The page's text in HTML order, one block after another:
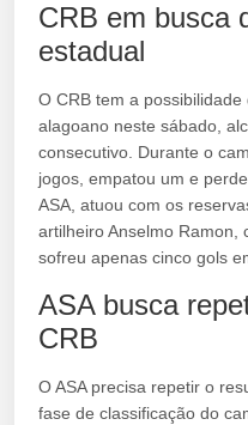
CRB em busca
estadual
O CRB tem a
alagoano neste sábado,
consecutivo. Durante o
jogos, empatou um e
ASA, atuou com os
artilheiro Anselmo Ramon,
sofreu apenas cinco gols
ASA busca
CRB
O ASA precisa repetir o
fase de classificação do